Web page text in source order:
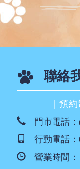
聯絡
｜預
門市電話：
行動電話：
營業時間：